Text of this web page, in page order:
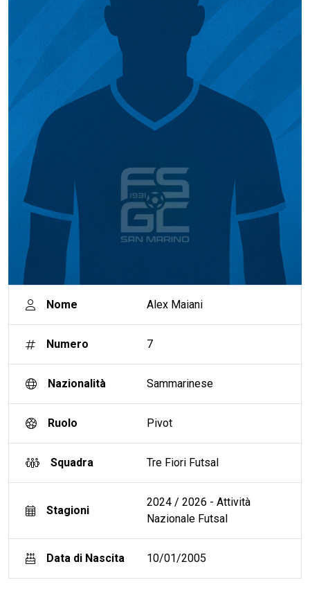
Nome Alex Maiani
Numero 7
Nazionalità Sammarinese
Ruolo Pivot
Squadra Tre Fiori Futsal
Stagioni
2024 / 2026 - Attività
Nazionale Futsal
Data di Nascita 10/01/2005